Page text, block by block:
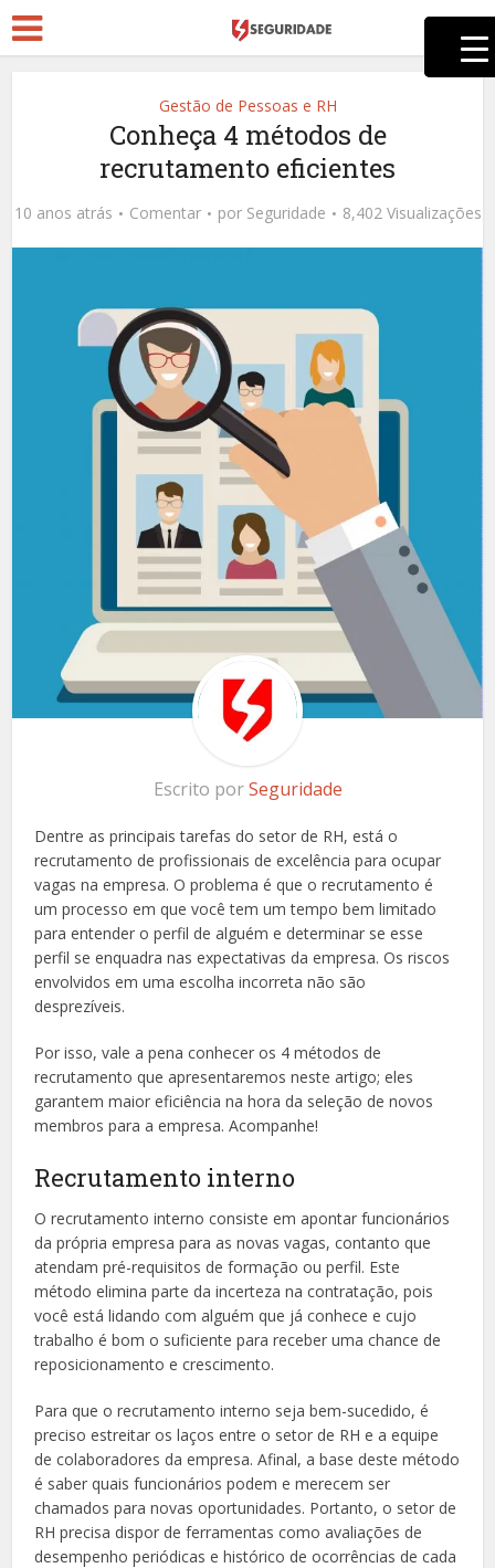
Gestão de Pessoas e RH
Conheça 4 métodos de
recrutamento eficientes
10 anos atrás Comentar por Seguridade 8,402 Visualizações
Escrito porSeguridade
Dentre as principais tarefas do setor de RH, está o
recrutamento de profissionais de excelência para ocupar
vagas na empresa. O problema é que o recrutamento é
um processo em que você tem um tempo bem limitado
para entender o perfil de alguém e determinar se esse
perfil se enquadra nas expectativas da empresa. Os riscos
envolvidos em uma escolha incorreta não são
desprezíveis.
Por isso, vale a pena conhecer os 4 métodos de
recrutamento que apresentaremos neste artigo; eles
garantem maior eficiência na hora da seleção de novos
membros para a empresa. Acompanhe!
Recrutamento interno
O recrutamento interno consiste em apontar funcionários
da própria empresa para as novas vagas, contanto que
atendam pré-requisitos de formação ou perfil. Este
método elimina parte da incerteza na contratação, pois
você está lidando com alguém que já conhece e cujo
trabalho é bom o suficiente para receber uma chance de
reposicionamento e crescimento.
Para que o recrutamento interno seja bem-sucedido, é
preciso estreitar os laços entre o setor de RH e a equipe
de colaboradores da empresa. Afinal, a base deste método
é saber quais funcionários podem e merecem ser
chamados para novas oportunidades. Portanto, o setor de
RH precisa dispor de ferramentas como avaliações de
desempenho periódicas e histórico de ocorrências de cada